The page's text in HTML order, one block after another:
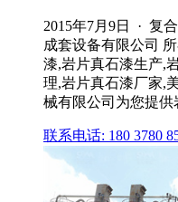
2015年7月9日 · 复
成套设备有限公司
漆,岩片真石漆生产,
理,岩片真石漆厂家,
械有限公司为您提供
联系电话: 180 3780